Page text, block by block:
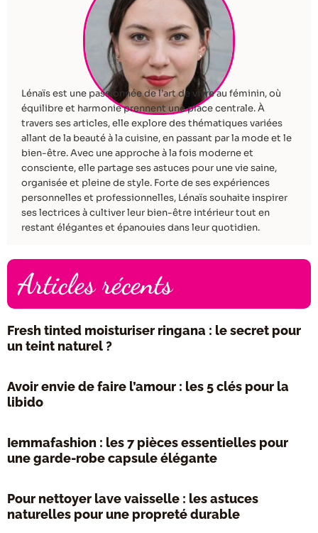
Lénaïs est une passionnée de l’art de vivre au féminin, où
équilibre et harmonie prennent une place centrale. À
travers ses articles, elle explore des thématiques variées
allant de la beauté à la cuisine, en passant par la mode et le
bien-être. Avec une approche à la fois moderne et
consciente, elle partage ses astuces pour une vie saine,
organisée et pleine de style. Forte de ses expériences
personnelles et professionnelles, Lénaïs souhaite inspirer
ses lectrices à cultiver leur bien-être intérieur tout en
restant élégantes et épanouies dans leur quotidien.
Articles récents
Fresh tinted moisturiser ringana : le secret pour
un teint naturel ?
Avoir envie de faire l’amour : les 5 clés pour la
libido
Iemmafashion : les 7 pièces essentielles pour
une garde-robe capsule élégante
Pour nettoyer lave vaisselle : les astuces
naturelles pour une propreté durable